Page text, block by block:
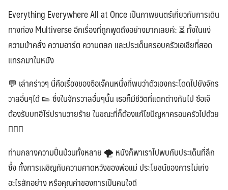
Everything Everywhere All at Once เป็นภาพยนตร์เกี่ยวกับการเดิน
ทางท่อง Multiverse อีกเรื่องที่ถูกพูดถึงอย่างมากเลยค่ะ ⏳ ทั้งในแง่
ความบ้าคลั่ง ความอาร์ต ความตลก และประเด็นครอบครัวเอเชียที่สอด
แทรกมาในหนัง
💬 เล่าคร่าวๆ นี่คือเรื่องของซือเจ๊คนหนึ่งที่พบว่าตัวเองกระโดดไปยังจักร
วาลอื่นๆได้ 👟 ซึ่งในจักรวาลอื่นๆนั้น เธอก็มีชีวิตที่แตกต่างกันไป ซือเจ๊
ต้องรับบทฮีโร่ปราบวายร้าย ในขณะที่ก็ต้องแก้ไขปัญหาครอบครัวไปด้วย
🤦🏻‍♀️
ท่ามกลางความปั่นป่วนทั้งหลาย 🌪 หนังก็พาเราไปพบกับประเด็นที่ลึก
ซึ้ง ทั้งการเผชิญกับความคาดหวังของพ่อแม่ ประโยชน์ของการไม่เก่ง
อะไรสักอย่าง หรือคุณค่าของการเป็นคนใจดี